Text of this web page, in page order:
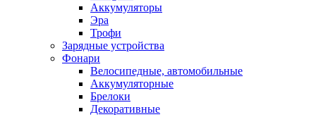
Аккумуляторы
Эра
Трофи
Зарядные устройства
Фонари
Велосипедные, автомобильные
Аккумуляторные
Брелоки
Декоративные